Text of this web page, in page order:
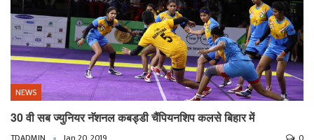
NEWS
30 वी सब ज्युनियर नॅशनल कबड्डी चैंपियनशिप कलसे बिहार में